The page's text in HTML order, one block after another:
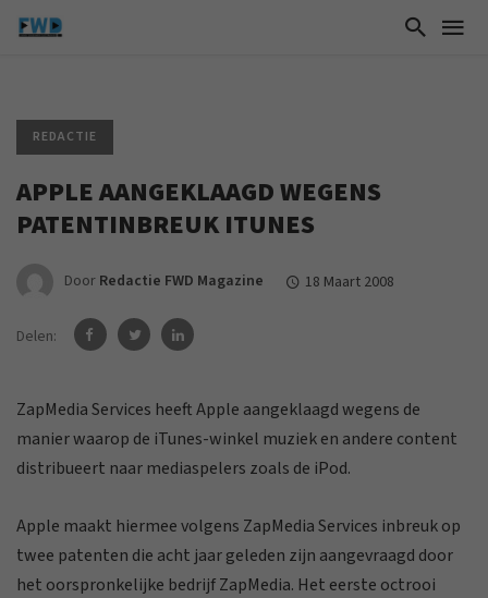
REDACTIE
APPLE AANGEKLAAGD WEGENS
PATENTINBREUK ITUNES
Door Redactie FWD Magazine 18 Maart 2008
Delen:
ZapMedia Services heeft Apple aangeklaagd wegens de
manier waarop de iTunes-winkel muziek en andere content
distribueert naar mediaspelers zoals de iPod.
Apple maakt hiermee volgens ZapMedia Services inbreuk op
twee patenten die acht jaar geleden zijn aangevraagd door
het oorspronkelijke bedrijf ZapMedia. Het eerste octrooi